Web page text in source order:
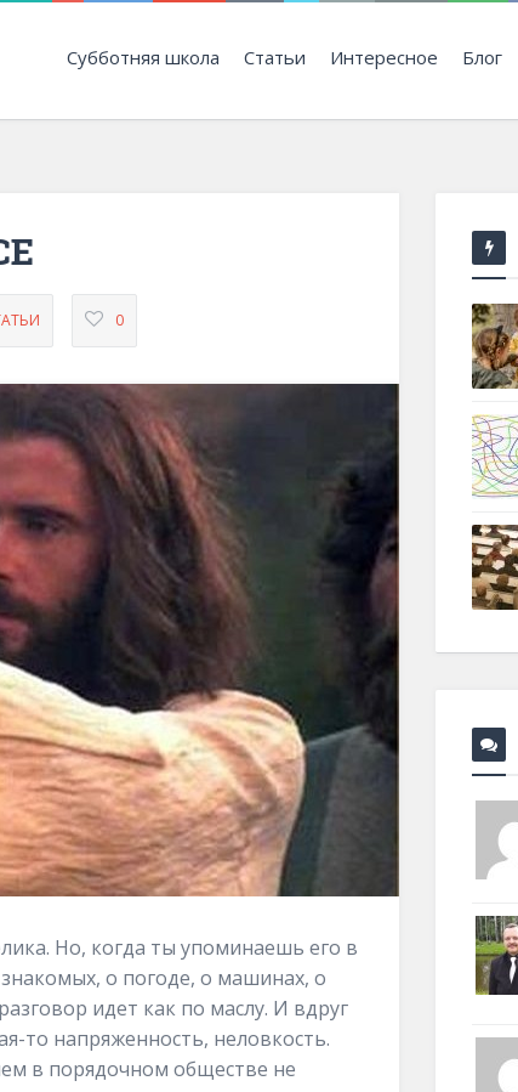
Субботняя школа Статьи Интересное Блог
0
Но, когда ты упоминаешь его в
о погоде, о машинах, о
идет как по маслу. И вдруг
то напряженность, неловкость.
в порядочном обществе не